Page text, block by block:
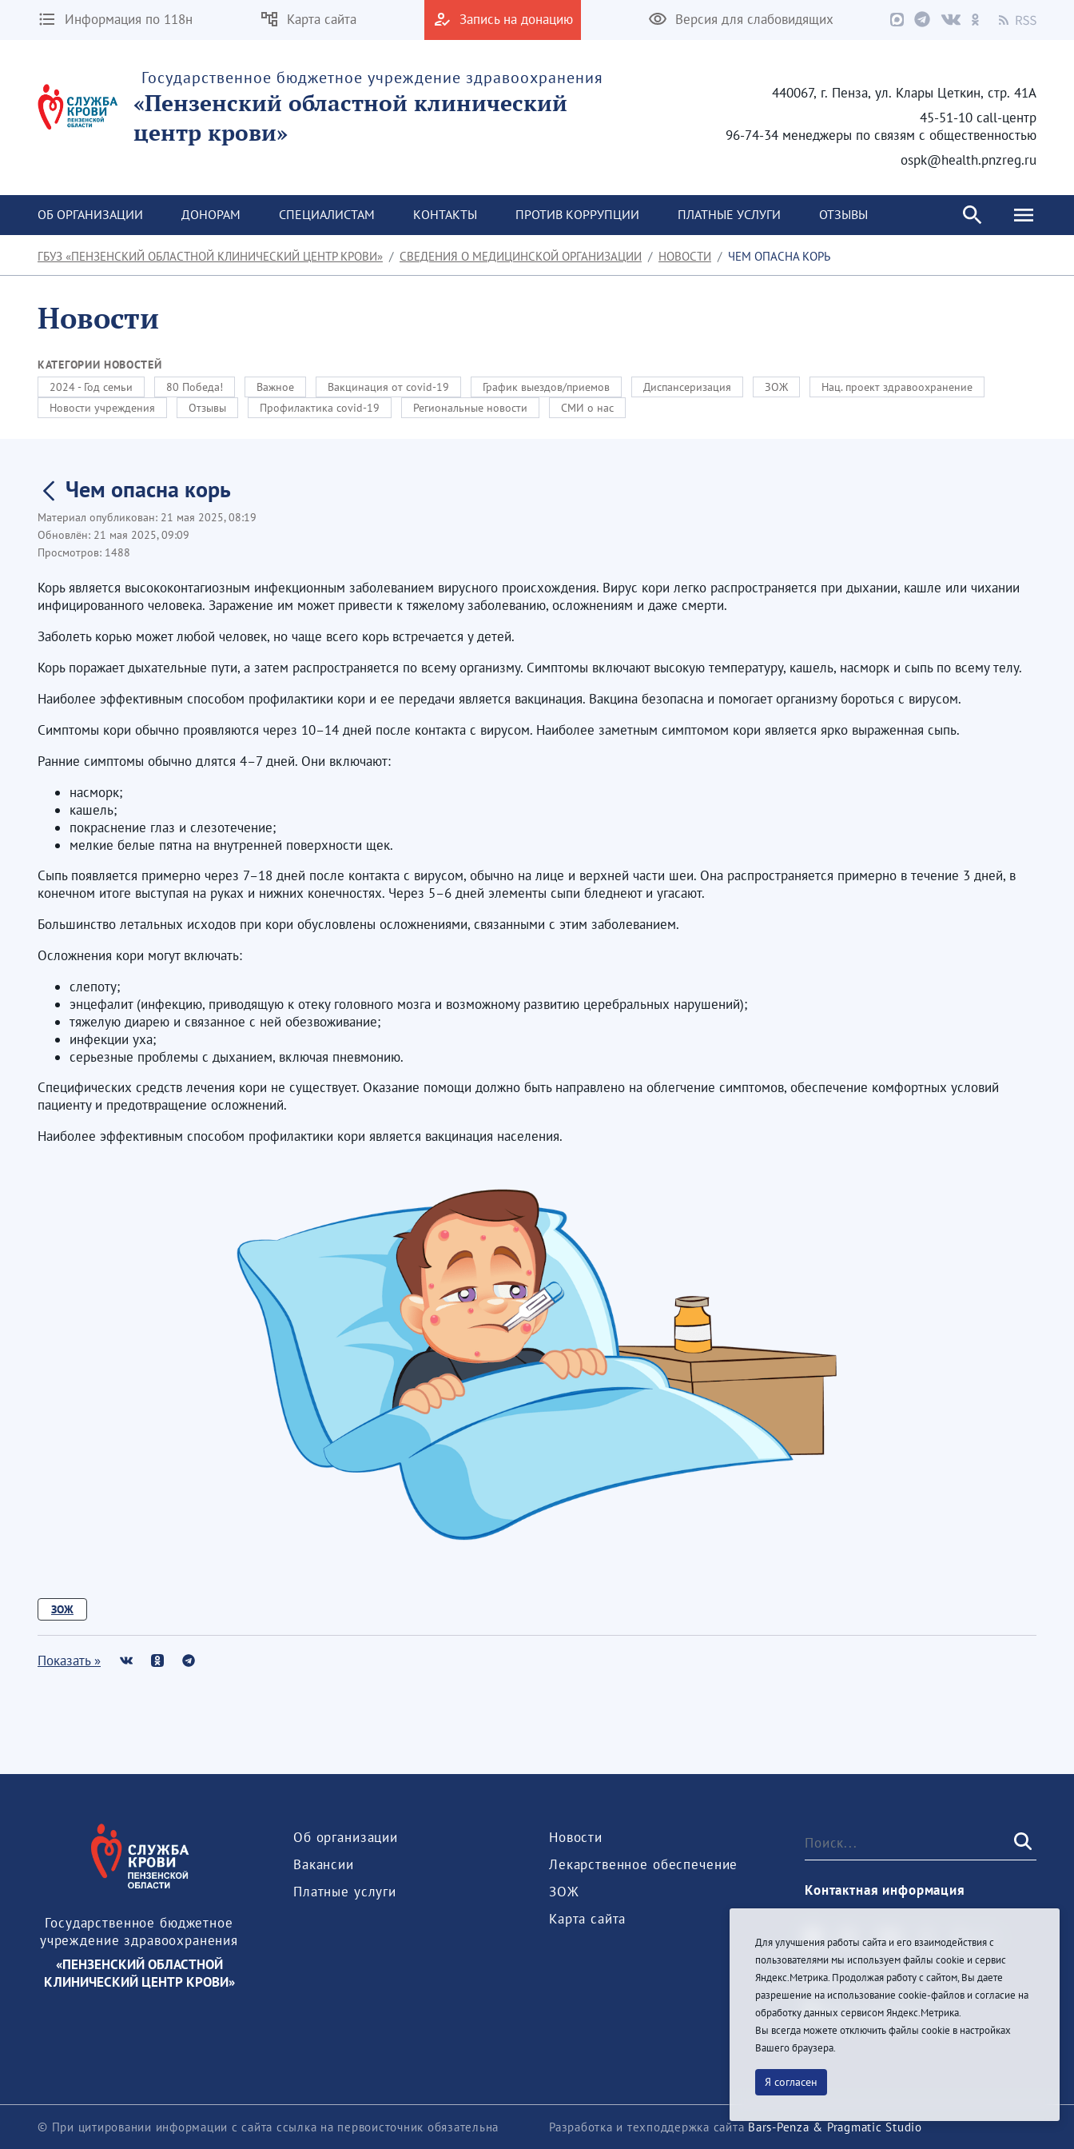
Информация по 118н Карта сайта Запись на донацию Версия для слабовидящих
Государственное бюджетное учреждение здравоохранения
«Пензенский областной клинический
центр крови»
440067, г. Пенза, ул. Клары Цеткин, стр. 41А
45-51-10 call-центр
96-74-34 менеджеры по связям с общественностью
ospk@health.pnzreg.ru
ОБ ОРГАНИЗАЦИИ ДОНОРАМ СПЕЦИАЛИСТАМ КОНТАКТЫ ПРОТИВ КОРРУПЦИИ ПЛАТНЫЕ УСЛУГИ ОТЗЫВЫ
ГБУЗ «ПЕНЗЕНСКИЙ ОБЛАСТНОЙ КЛИНИЧЕСКИЙ ЦЕНТР КРОВИ» СВЕДЕНИЯ О МЕДИЦИНСКОЙ ОРГАНИЗАЦИИ НОВОСТИ ЧЕМ ОПАСНА КОРЬ
Новости
КАТЕГОРИИ НОВОСТЕЙ
2024 - Год семьи
80 Победа! Важное Вакцинация от covid-19 График выездов/приемов Диспансеризация ЗОЖ
Нац. проект здравоохранение
Новости учреждения
Отзывы Профилактика covid-19 Региональные новости СМИ о нас
Чем опасна корь
Материал опубликован: 21 мая 2025, 08:19
Обновлён: 21 мая 2025, 09:09
Просмотров: 1488
Корь является высококонтагиозным инфекционным заболеванием вирусного происхождения. Вирус кори легко распространяется при дыхании, кашле или чихании
инфицированного человека. Заражение им может привести к тяжелому заболеванию, осложнениям и даже смерти.
Заболеть корью может любой человек, но чаще всего корь встречается у детей.
Корь поражает дыхательные пути, а затем распространяется по всему организму. Симптомы включают высокую температуру, кашель, насморк и сыпь по всему телу.
Наиболее эффективным способом профилактики кори и ее передачи является вакцинация. Вакцина безопасна и помогает организму бороться с вирусом.
Симптомы кори обычно проявляются через 10–14 дней после контакта с вирусом. Наиболее заметным симптомом кори является ярко выраженная сыпь.
Ранние симптомы обычно длятся 4–7 дней. Они включают:
насморк;
кашель;
покраснение глаз и слезотечение;
мелкие белые пятна на внутренней поверхности щек.
Сыпь появляется примерно через 7–18 дней после контакта с вирусом, обычно на лице и верхней части шеи. Она распространяется примерно в течение 3 дней, в
конечном итоге выступая на руках и нижних конечностях. Через 5–6 дней элементы сыпи бледнеют и угасают.
Большинство летальных исходов при кори обусловлены осложнениями, связанными с этим заболеванием.
Осложнения кори могут включать:
слепоту;
энцефалит (инфекцию, приводящую к отеку головного мозга и возможному развитию церебральных нарушений);
тяжелую диарею и связанное с ней обезвоживание;
инфекции уха;
серьезные проблемы с дыханием, включая пневмонию.
Специфических средств лечения кори не существует. Оказание помощи должно быть направлено на облегчение симптомов, обеспечение комфортных условий
пациенту и предотвращение осложнений.
Наиболее эффективным способом профилактики кори является вакцинация населения.
ЗОЖ
Показать »
Государственное бюджетное
учреждение здравоохранения
«ПЕНЗЕНСКИЙ ОБЛАСТНОЙ
КЛИНИЧЕСКИЙ ЦЕНТР КРОВИ»
Об организации
Вакансии
Платные услуги
Новости
Лекарственное обеспечение
ЗОЖ
Карта сайта
Контактная информация
Войти
© При цитировании информации с сайта ссылка на первоисточник обязательна Разработка и техподдержка сайта Bars-Penza & Pragmatic Studio
Для улучшения работы сайта и его взаимодействия с
пользователями мы используем файлы cookie и сервис
Яндекс.Метрика. Продолжая работу с сайтом, Вы даете
разрешение на использование cookie-файлов и согласие на
обработку данных сервисом Яндекс.Метрика.
Вы всегда можете отключить файлы cookie в настройках
Вашего браузера.
Я согласен